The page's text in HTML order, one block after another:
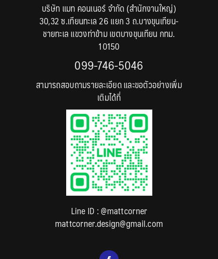
บริษัท แมท คอนเนอร์ จำกัด (สำนักงานใหญ่)
30,32 ซ.เทียนทะเล 26 แยก 3 ถ.บางขุนเทียน-
ชายทะเล แขวงท่าข้าม เขตบางขุนเทียน กทม.
10150
099-746-5046
สามารถสอบถามรายละเอียด และขอตัวอย่างเพิ่ม
เติมได้ที่
Line ID :@mattcorner
mattcorner.design@gmail.com